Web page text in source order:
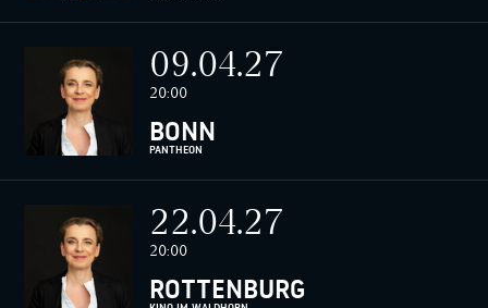
09.04.27
20:00
BONN
PANTHEON
22.04.27
20:00
ROTTENBURG